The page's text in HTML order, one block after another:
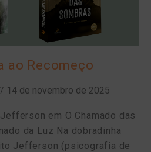
ao Recomeço
14 de novembro de 2025
em O Chamado das
da Luz Na dobradinha
Jefferson (psicografia de